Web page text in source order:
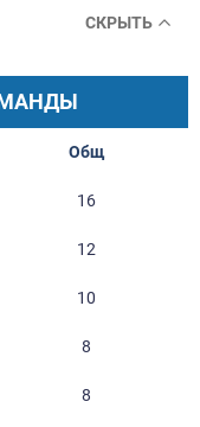
СКРЫТЬ
Oбщ
16
12
10
8
8